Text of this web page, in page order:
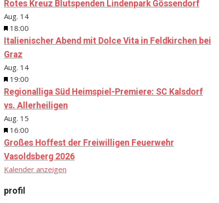
Rotes Kreuz Blutspenden Lindenpark Gössendorf
Aug. 14
Hervorgehoben
18:00
Italienischer Abend mit Dolce Vita in Feldkirchen bei
Graz
Aug. 14
Hervorgehoben
19:00
Regionalliga Süd Heimspiel-Premiere: SC Kalsdorf
vs. Allerheiligen
Aug. 15
Hervorgehoben
16:00
Großes Hoffest der Freiwilligen Feuerwehr
Vasoldsberg 2026
Kalender anzeigen
profil